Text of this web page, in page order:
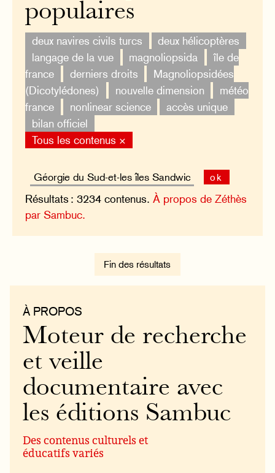
populaires
deux navires civils turcs
deux hélicoptères
langage de la vue
magnoliopsida
île de
france
derniers droits
Magnoliopsidées
(Dicotylédones)
nouvelle dimension
météo
france
nonlinear science
accès unique
bilan officiel
Tous les contenus ×
ok
Résultats : 3234 contenus.À propos de Zéthès
par Sambuc.
Fin des résultats
À PROPOS
Moteur de recherche
et veille
documentaire avec
les éditions Sambuc
Des contenus culturels et
éducatifs variés